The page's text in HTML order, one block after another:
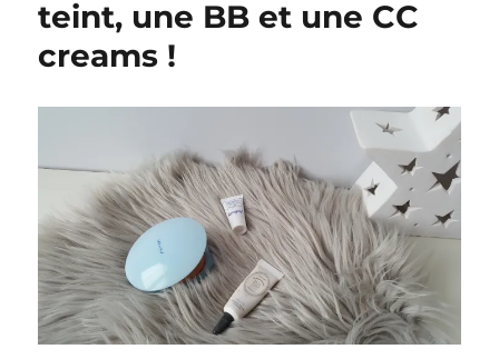
teint, une BB et une CC
creams !